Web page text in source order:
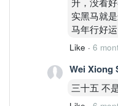
实黑马就
马年行好运
Like · 6
Wei Xiong
三十五 不